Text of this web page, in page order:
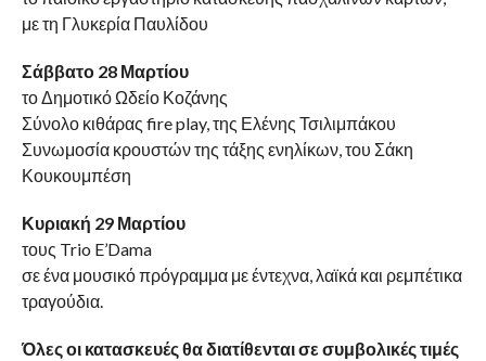
με τη Γλυκερία Παυλίδου
Σάββατο 28 Μαρτίου
το Δημοτικό Ωδείο Κοζάνης
Σύνολο κιθάρας fire play, της Ελένης Τσιλιμπάκου
Συνωμοσία κρουστών της τάξης ενηλίκων, του Σάκη
Κουκουμπέση
Κυριακή 29 Μαρτίου
τους Trio E’Dama
σε ένα μουσικό πρόγραμμα με έντεχνα, λαϊκά και ρεμπέτικα
τραγούδια.
Όλες οι κατασκευές θα διατίθενται σε συμβολικές τιμές